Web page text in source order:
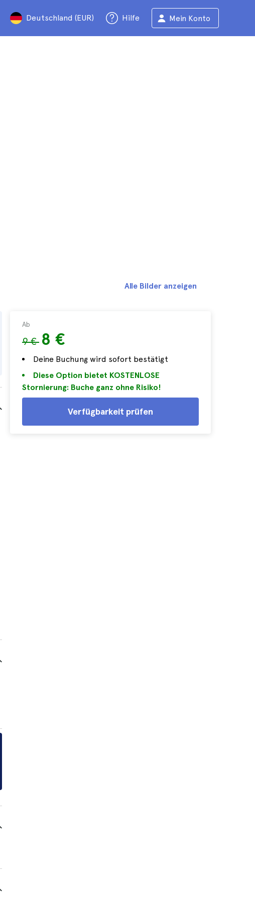
Deutschland (EUR) Hilfe Mein Konto
Ab
9 € 8 €
Deine Buchung wird sofort bestätigt
Diese Option bietet KOSTENLOSE
Stornierung: Buche ganz ohne Risiko!
Verfügbarkeit prüfen
Alle Bilder anzeigen